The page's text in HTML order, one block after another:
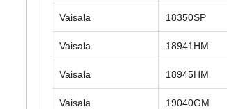
Vaisala 18350SP
Vaisala 18941HM
Vaisala 18945HM
Vaisala 19040GM